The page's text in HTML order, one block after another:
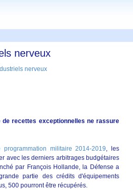
nerveux
recettes exceptionnelles ne rassure
militaire 2014-2019, les
avec les derniers arbitrages budgétaires
par François Hollande, la Défense a
partie des crédits d'équipements
500 pourront être récupérés.